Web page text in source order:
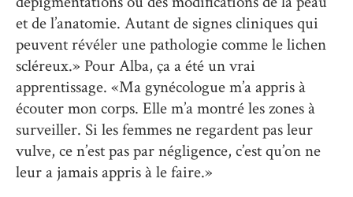
et de l’anatomie. Autant de signes cliniques qui
peuvent révéler une pathologie comme le lichen
scléreux.» Pour Alba, ça a été un vrai
apprentissage. «Ma gynécologue m’a appris à
écouter mon corps. Elle m’a montré les zones à
surveiller. Si les femmes ne regardent pas leur
vulve, ce n’est pas par négligence, c’est qu’on ne
leur a jamais appris à le faire.»